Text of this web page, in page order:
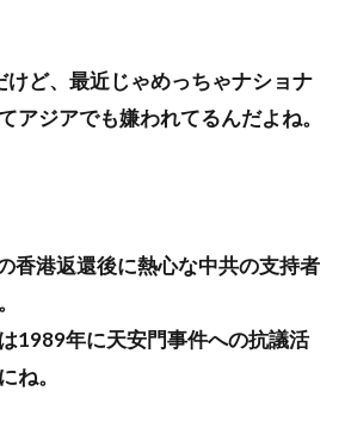
けど、最近じゃめっちゃナショナ
アジアでも嫌われてるんだよね。
香港返還後に熱心な中共の支持者
1989年に天安門事件への抗議活
ね。